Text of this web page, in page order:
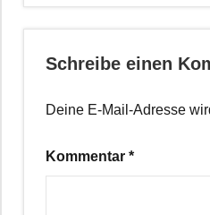
Schreibe einen
Deine E-Mail-Adresse
Kommentar *